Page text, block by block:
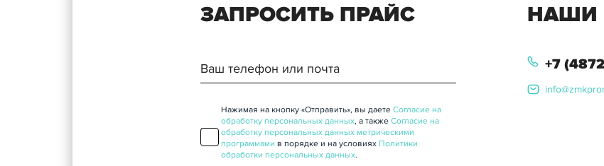
ЗАПРОСИТЬ ПРАЙС
Нажимая на кнопку «Отправить», вы даете Согласие на
обработку персональных данных, а также Согласие на
обработку персональных данных метрическими
программами в порядке и на условиях Политики
обработки персональных данных.
НАШИ
+7